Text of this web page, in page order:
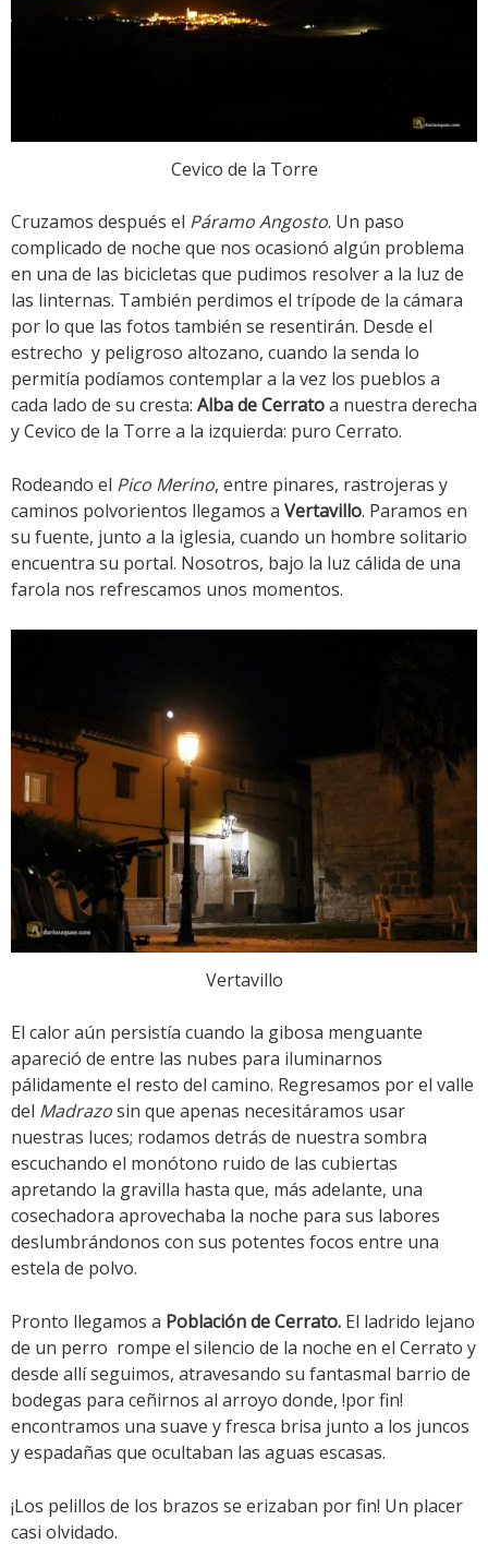
Cevico de la Torre
Cruzamos después el Páramo Angosto. Un paso
complicado de noche que nos ocasionó algún problema
en una de las bicicletas que pudimos resolver a la luz de
las linternas. También perdimos el trípode de la cámara
por lo que las fotos también se resentirán. Desde el
estrecho y peligroso altozano, cuando la senda lo
permitía podíamos contemplar a la vez los pueblos a
cada lado de su cresta: Alba de Cerratoa nuestra derecha
y Cevico de la Torre a la izquierda: puro Cerrato.
Rodeando el Pico Merino, entre pinares, rastrojeras y
caminos polvorientos llegamos a Vertavillo. Paramos en
su fuente, junto a la iglesia, cuando un hombre solitario
encuentra su portal. Nosotros, bajo la luz cálida de una
farola nos refrescamos unos momentos.
Vertavillo
El calor aún persistía cuando la gibosa menguante
apareció de entre las nubes para iluminarnos
pálidamente el resto del camino. Regresamos por el valle
del Madrazosin que apenas necesitáramos usar
nuestras luces; rodamos detrás de nuestra sombra
escuchando el monótono ruido de las cubiertas
apretando la gravilla hasta que, más adelante, una
cosechadora aprovechaba la noche para sus labores
deslumbrándonos con sus potentes focos entre una
estela de polvo.
Pronto llegamos a Población de Cerrato. El ladrido lejano
de un perro rompe el silencio de la noche en el Cerrato y
desde allí seguimos, atravesando su fantasmal barrio de
bodegas para ceñirnos al arroyo donde, !por fin!
encontramos una suave y fresca brisa junto a los juncos
y espadañas que ocultaban las aguas escasas.
¡Los pelillos de los brazos se erizaban por fin! Un placer
casi olvidado.